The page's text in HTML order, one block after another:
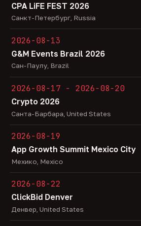
CPA LiFE FEST 2026
Санкт-Петербург, Russia
2026-08-13
G&M Events Brazil 2026
Сан-Паулу, Brazil
2026-08-17 - 2026-08-20
Crypto 2026
Санта-Барбара, United States
2026-08-19
App Growth Summit Mexico City
Мехико, Mexico
2026-08-22
ClickBid Denver
Денвер, United States